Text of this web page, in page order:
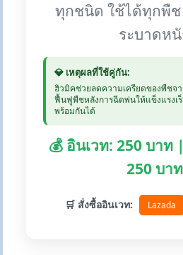
ทุกชนิด ใช้ได้ทุกพืช
ระบาดห
💎 เหตุผลที่ใช้คู่กัน:
ฮิวมิคช่วยลดความเครียดของพืชจ
ฟื้นฟูพืชหลังการฉีดพ่นให้แข็งแรงเ
พร้อมกันได้
💰 อินเวท: 250 บา
250 บาท
🛒 สั่งซื้ออินเวท: Lazada